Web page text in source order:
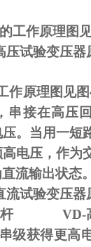
工作原理图
压试验变压器
作原理图见图
串接在高压
。当用一短
电压，作为
流输出状态。
流试验变压器
杆 VD-
级获得更高